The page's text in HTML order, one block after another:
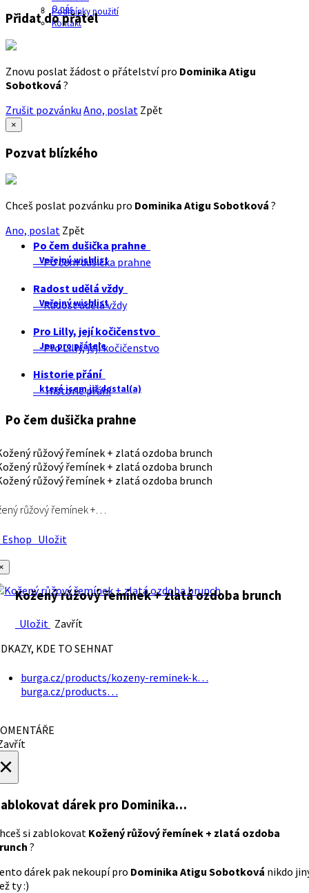
O nás
Podmínky použití
Kontakt
Přidat do přátel
Znovu poslat žádost o přátelství pro Dominika Atigu
Sobotková ?
Zrušit pozvánku Ano, poslat Zpět
×
Pozvat blízkého
Chceš poslat pozvánku pro Dominika Atigu Sobotková ?
Ano, poslat Zpět
Po čem dušička prahne
Veřejný wishlist
Po čem dušička prahne
Radost udělá vždy
Veřejný wishlist
Radost udělá vždy
Pro Lilly, její kočičenstvo
Jen pro přátele
Pro Lilly, její kočičenstvo
Historie přání
které jsem již dostal(a)
Historie přání
Po čem dušička prahne
růžový řemínek +…
Uložit
Kožený růžový řemínek + zlatá ozdoba brunch
Uložit Zavřít
KDE TO SEHNAT
burga.cz/products/kozeny-reminek-k…
burga.cz/products…
dárek pro Dominika…
si zablokovat Kožený růžový řemínek + zlatá ozdoba
?
dárek pak nekoupí pro Dominika Atigu Sobotková nikdo
ty :)